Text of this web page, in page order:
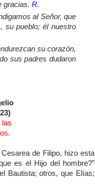
gracias.R.
al Señor, que
su pueblo; él nuestro
su corazón,
sus padres dudaron
las
de Filipo, hizo esta
es el Hijo del hombre?”
Bautista; otros, que Elías;